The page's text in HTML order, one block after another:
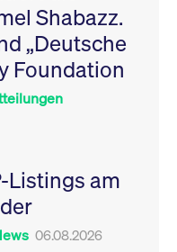
Shabazz.
„Deutsche
Foundation
Listings am
06.08.2026
Leistung der Website
zu messen. Es handelt
sich um ein Muster-
Cookie, bei dem auf
das Präfix _pk_ses
eine kurze Reihe von
6
Monate
Dieses Cookie dient
Speicherung der
Einwilligungs- und
des Nutzers für ihre
Interaktion mit der
Sitzungen geehrt